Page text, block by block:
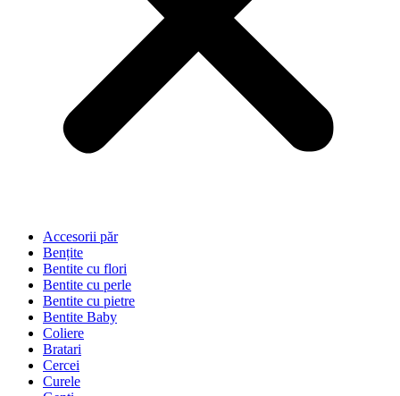
Accesorii păr
Bențite
Bentite cu flori
Bentite cu perle
Bentite cu pietre
Bentite Baby
Coliere
Bratari
Cercei
Curele